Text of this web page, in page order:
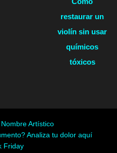
restaurar un
violín sin usar
químicos
tóxicos
Artístico
Analiza tu dolor aquí
Friday